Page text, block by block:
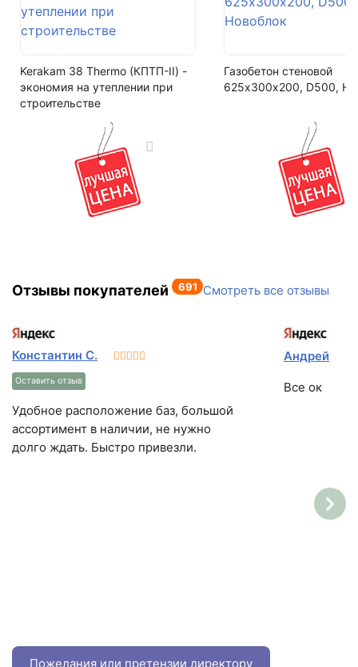
Написать в МАКС
Написать на почту
Ника (Красный)
Фактура
Кол-во поддонов в машине
16
Кол-во в машине
Kerakam 38 Thermo (КПТП-II) -
экономия на утеплении при
строительстве
Газобетон стеновой
625х300х200, D500,
Отзывы покупателей 691 Смотреть все отзывы
Константин С.
Оставить отзыв
Удобное расположение баз, большой
ассортимент в наличии, не нужно
долго ждать. Быстро привезли.
Андрей
Все ок
Пожелания или претензии директору